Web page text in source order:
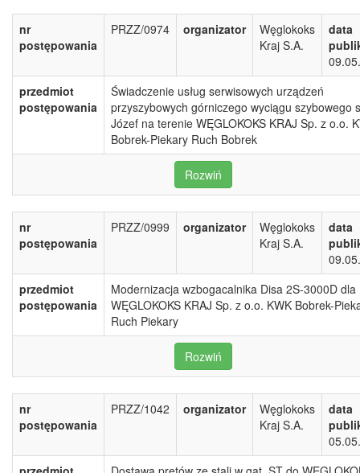
nr
postępowania
PRZZ/0974 organizator
Węglokoks
Kraj S.A.
data
przedmiot
postępowania
Świadczenie usług serwisowych urządzeń
przyszybowych górniczego wyciągu szybowego
Józef na terenie WĘGLOKOKS KRAJ Sp. z o.o.
Bobrek-Piekary Ruch Bobrek
Rozwiń
nr
postępowania
PRZZ/0999 organizator
Węglokoks
Kraj S.A.
data
przedmiot
postępowania
Modernizacja wzbogacalnika Disa 2S-3000D dla
WĘGLOKOKS KRAJ Sp. z o.o. KWK Bobrek-
Ruch Piekary
Rozwiń
nr
postępowania
PRZZ/1042 organizator
Węglokoks
Kraj S.A.
data